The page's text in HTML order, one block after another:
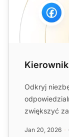
Kierownik
Odkryj
zwiększyć
Jan 20, 2026